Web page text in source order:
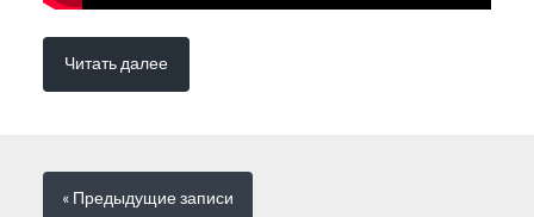
Читать далее
« Предыдущиезаписи